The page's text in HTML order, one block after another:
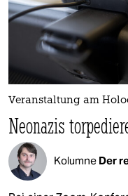
Veranstaltung am
Neonazis
Kolumne Der